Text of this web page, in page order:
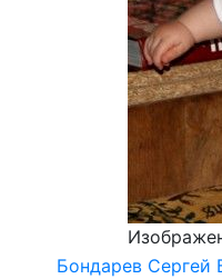
Бондарев Сергей